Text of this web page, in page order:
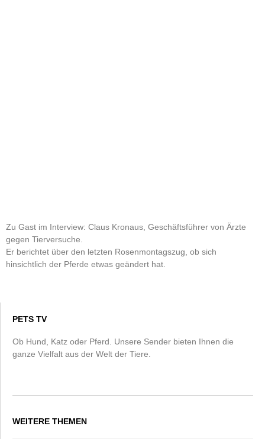
Zu Gast im Interview: Claus Kronaus, Geschäftsführer von Ärzte
gegen Tierversuche.
Er berichtet über den letzten Rosenmontagszug, ob sich
hinsichtlich der Pferde etwas geändert hat.
PETS TV
Ob Hund, Katz oder Pferd. Unsere Sender bieten Ihnen die
ganze Vielfalt aus der Welt der Tiere.
WEITERE THEMEN